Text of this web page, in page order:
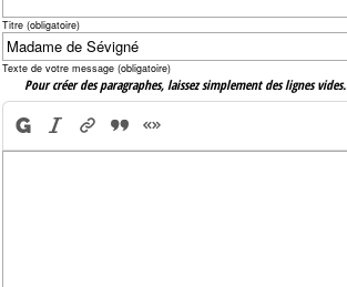
Titre (obligatoire)
Texte de votre message (obligatoire)
Pour créer des paragraphes, laissez simplement des lignes vides.